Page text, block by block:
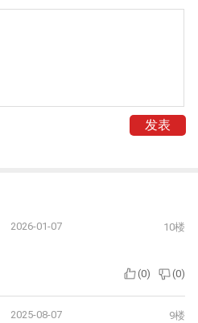
2026-01-07 10楼
(0) (0)
2025-08-07 9楼